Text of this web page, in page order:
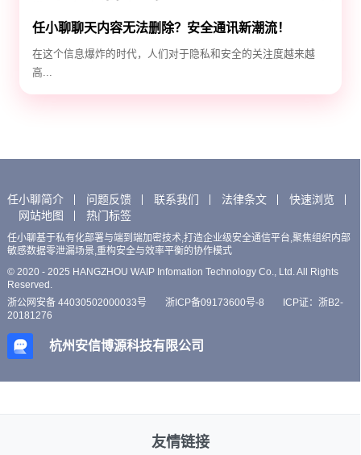
任小聊聊天内容无法删除？安全通讯新潮流！
在这个信息爆炸的时代，人们对于隐私和安全的关注度越来越
高...
任小聊简介 问题反馈 联系我们 法律条文
快速浏览
网站地图
热门标签
任小聊基于私有化部署与端到端加密技术,打造企业级安全通信平台,聚焦组织内部
敏感数据零泄漏场景,重构安全与效率平衡的协作模式
© 2020 - 2025 HANGZHOU WAIP Infomation Technology Co., Ltd. All Rights
Reserved.
浙公网安备 44030502000033号
浙ICP备09173600号-8
ICP证：浙B2-
20181276
杭州安信博源科技有限公司
友情链接